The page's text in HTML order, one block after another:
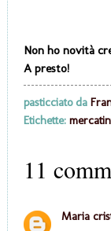
Non ho novità
A presto!
pasticciato da
Etichette:
11
Maria